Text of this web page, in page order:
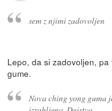
sem z njimi zadovoljen
Lepo, da si zadovoljen,
gume.
Nova ching yong guma